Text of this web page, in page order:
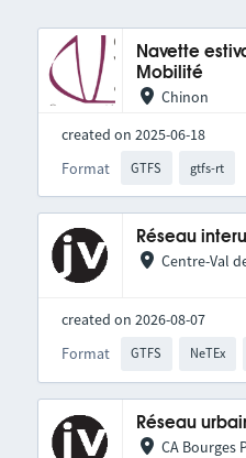
Navette
Mobilité
Chinon
created on 2025-06-18
Format
GTFS gtfs-rt
Réseau
Centre-Val
created on 2026-08-07
Format
GTFS NeTEx
Réseau
CA Bourges